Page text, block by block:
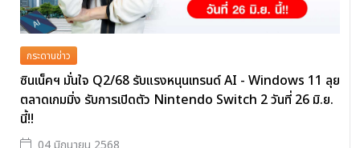
กระดานข่าว
ซินเน็คฯ มั่นใจ Q2/68 รับแรงหนุนเทรนด์ AI - Windows 11 ลุย
ตลาดเกมมิ่ง รับการเปิดตัว Nintendo Switch 2 วันที่ 26 มิ.ย.
นี้!!